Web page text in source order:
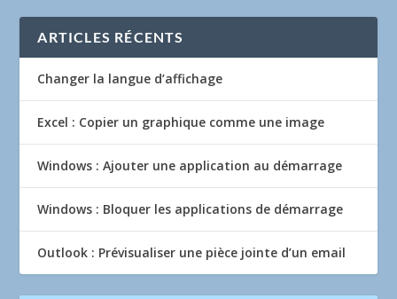
ARTICLES RÉCENTS
Changer la langue d’affichage
Excel : Copier un graphique comme une image
Windows : Ajouter une application au démarrage
Windows : Bloquer les applications de démarrage
Outlook : Prévisualiser une pièce jointe d’un email